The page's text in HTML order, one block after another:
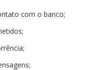
com o banco;